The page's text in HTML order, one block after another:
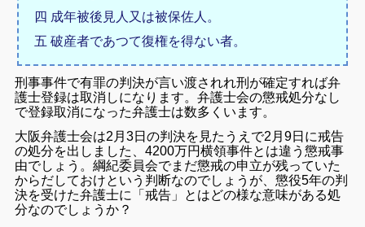
四 成年被後見人又は被保佐人。
五 破産者であつて復権を得ない者。
刑事事件で有罪の判決が言い渡されれ刑が確定すれば弁
護士登録は取消しになります。弁護士会の懲戒処分なし
で登録取消になった弁護士は数多くいます。
大阪弁護士会は2月3日の判決を見たうえで2月9日に戒告
の処分を出しました、4200万円横領事件とは違う懲戒事
由でしょう。綱紀委員会でまだ懲戒の申立が残っていた
からだしておけという判断なのでしょうが、懲役5年の判
決を受けた弁護士に「戒告」とはどの様な意味がある処
分なのでしょうか？